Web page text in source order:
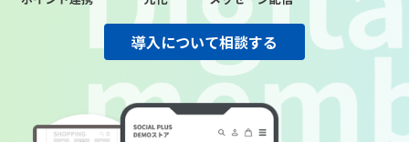
導入について相談する